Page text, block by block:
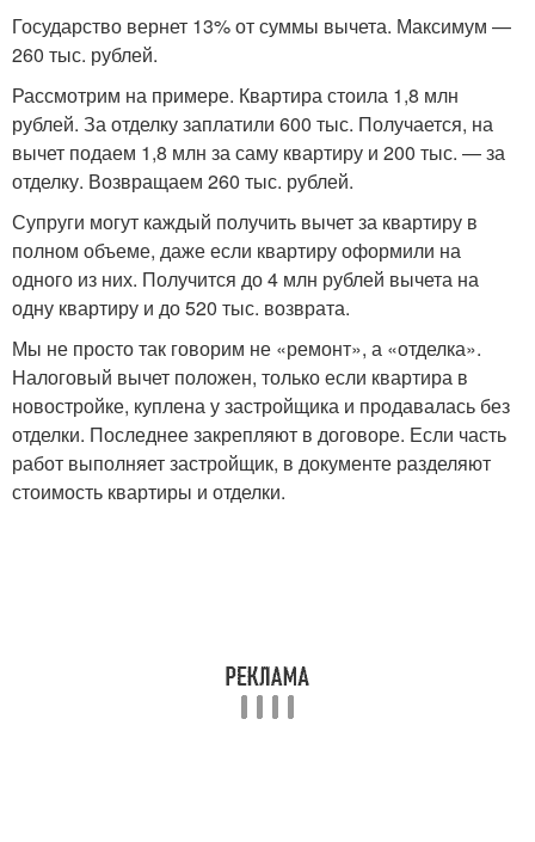
Государство вернет 13% от суммы вычета. Максимум —
260 тыс. рублей.
Рассмотрим на примере. Квартира стоила 1,8 млн
рублей. За отделку заплатили 600 тыс. Получается, на
вычет подаем 1,8 млн за саму квартиру и 200 тыс. — за
отделку. Возвращаем 260 тыс. рублей.
Супруги могут каждый получить вычет за квартиру в
полном объеме, даже если квартиру оформили на
одного из них. Получится до 4 млн рублей вычета на
одну квартиру и до 520 тыс. возврата.
Мы не просто так говорим не «ремонт», а «отделка».
Налоговый вычет положен, только если квартира в
новостройке, куплена у застройщика и продавалась без
отделки. Последнее закрепляют в договоре. Если часть
работ выполняет застройщик, в документе разделяют
стоимость квартиры и отделки.